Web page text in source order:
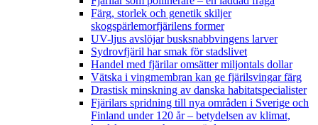
Färg, storlek och genetik skiljer
skogspärlemorfjärilens former
UV-ljus avslöjar busksnabbvingens larver
Sydrovfjäril har smak för stadslivet
Handel med fjärilar omsätter miljontals dollar
Vätska i vingmembran kan ge fjärilsvingar färg
Drastisk minskning av danska habitatspecialister
Fjärilars spridning till nya områden i Sverige och
Finland under 120 år– betydelsen av klimat,